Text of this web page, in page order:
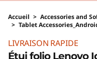
Accueil > Accessories and
> Tablet
LIVRAISON RAPIDE
Étui folio Lenovo